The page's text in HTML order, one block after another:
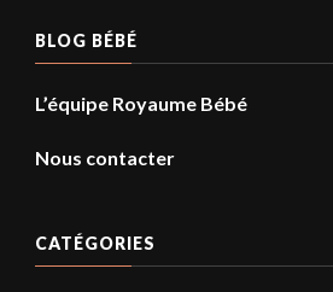
BLOG BÉBÉ
L’équipe Royaume Bébé
Nous contacter
CATÉGORIES